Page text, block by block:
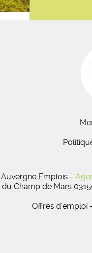
Auvergne Emplois -
du Champ de Mars
Offres d'emploi